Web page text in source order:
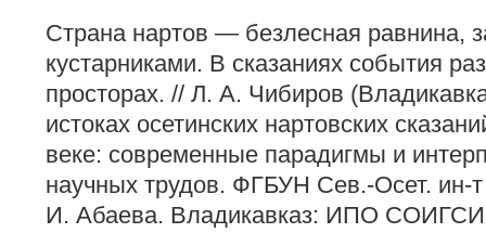
Страна нартов — безлесная равнина,
кустарниками. В сказаниях события
просторах. // Л. А. Чибиров
истоках осетинских нартовских
веке: современные парадигмы и
научных трудов. ФГБУН Сев.-Осет. ин-
И. Абаева. Владикавказ: ИПО